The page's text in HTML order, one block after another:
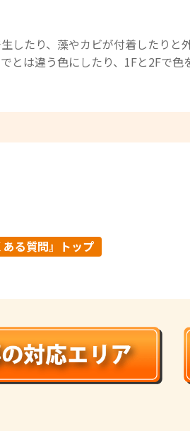
したり、藻やカビが付着したりと
とは違う色にしたり、1Fと2Fで
ある質問』トップ